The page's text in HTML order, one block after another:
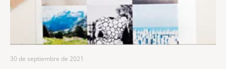
30 de septiembre de 2021